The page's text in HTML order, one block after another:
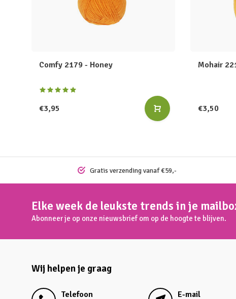
Comfy 2179 - Honey
€3,95
Mohair
€3,50
Gratis verzending vanaf €59,-
Elke week de leukste trends in je
Abonneer je op onze nieuwsbrief om op de hoogte te blijven.
Wij helpen je graag
Telefoon E-mail